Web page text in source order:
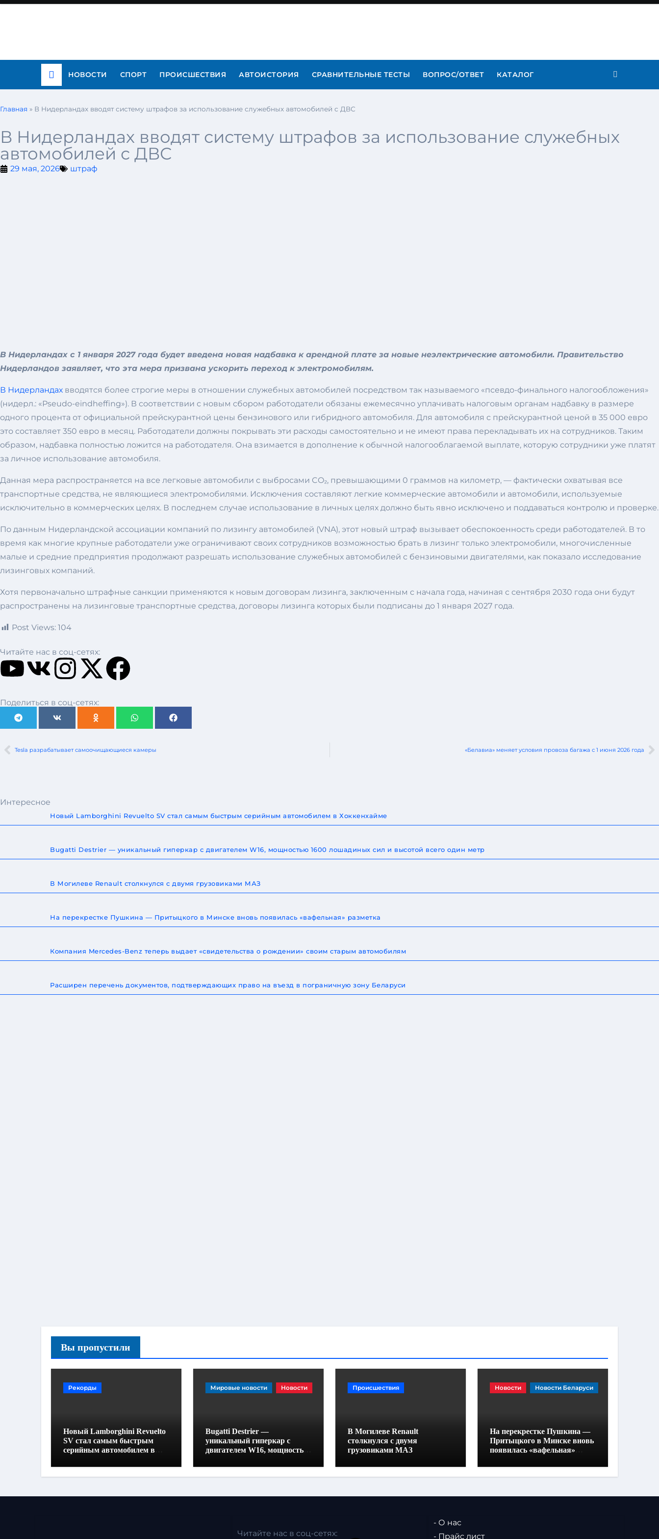
НОВОСТИ СПОРТ ПРОИСШЕСТВИЯ АВТОИСТОРИЯ СРАВНИТЕЛЬНЫЕ ТЕСТЫ ВОПРОС/ОТВЕТ КАТАЛОГ
Главная » В Нидерландах вводят систему штрафов за использование служебных автомобилей с ДВС
В Нидерландах вводят систему штрафов за использование служебных
автомобилей с ДВС
29 мая, 2026 штраф
В Нидерландах с 1 января 2027 года будет введена новая надбавка к арендной плате за новые неэлектрические автомобили. Правительство
Нидерландов заявляет, что эта мера призвана ускорить переход к электромобилям.
В Нидерландах вводятся более строгие меры в отношении служебных автомобилей посредством так называемого «псевдо-финального налогообложения»
(нидерл.: «Pseudo-eindheffing»). В соответствии с новым сбором работодатели обязаны ежемесячно уплачивать налоговым органам надбавку в размере
одного процента от официальной прейскурантной цены бензинового или гибридного автомобиля. Для автомобиля с прейскурантной ценой в 35 000 евро
это составляет 350 евро в месяц. Работодатели должны покрывать эти расходы самостоятельно и не имеют права перекладывать их на сотрудников. Таким
образом, надбавка полностью ложится на работодателя. Она взимается в дополнение к обычной налогооблагаемой выплате, которую сотрудники уже платят
за личное использование автомобиля.
Данная мера распространяется на все легковые автомобили с выбросами CO₂, превышающими 0 граммов на километр, — фактически охватывая все
транспортные средства, не являющиеся электромобилями. Исключения составляют легкие коммерческие автомобили и автомобили, используемые
исключительно в коммерческих целях. В последнем случае использование в личных целях должно быть явно исключено и поддаваться контролю и проверке.
По данным Нидерландской ассоциации компаний по лизингу автомобилей (VNA), этот новый штраф вызывает обеспокоенность среди работодателей. В то
время как многие крупные работодатели уже ограничивают своих сотрудников возможностью брать в лизинг только электромобили, многочисленные
малые и средние предприятия продолжают разрешать использование служебных автомобилей с бензиновыми двигателями, как показало исследование
лизинговых компаний.
Хотя первоначально штрафные санкции применяются к новым договорам лизинга, заключенным с начала года, начиная с сентября 2030 года они будут
распространены на лизинговые транспортные средства, договоры лизинга которых были подписаны до 1 января 2027 года.
Post Views: 104
Читайте нас в соц-сетях:
Поделиться в соц-сетях:
Tesla разрабатывает самоочищающиеся камеры «Белавиа» меняет условия провоза багажа с 1 июня 2026 года
Интересное
Новый Lamborghini Revuelto SV стал самым быстрым серийным автомобилем в Хоккенхайме
Bugatti Destrier — уникальный гиперкар с двигателем W16, мощностью 1600 лошадиных сил и высотой всего один метр
В Могилеве Renault столкнулся с двумя грузовиками МАЗ
На перекрестке Пушкина — Притыцкого в Минске вновь появилась «вафельная» разметка
Компания Mercedes-Benz теперь выдает «свидетельства о рождении» своим старым автомобилям
Расширен перечень документов, подтверждающих право на въезд в пограничную зону Беларуси
Вы пропустили
Рекорды
Новый Lamborghini Revuelto
SV стал самым быстрым
серийным автомобилем в
Мировые новости Новости
Bugatti Destrier —
уникальный гиперкар с
двигателем W16, мощностью
высотой всего один метр
Происшествия
В Могилеве Renault
столкнулся с двумя
грузовиками МАЗ
Новости Новости Беларуси
На перекрестке Пушкина —
Притыцкого в Минске вновь
появилась «вафельная»
Читайте нас в соц-сетях:
- О нас
- Прайс лист